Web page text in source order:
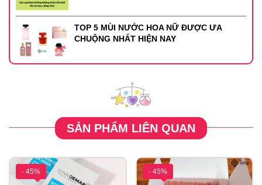
TOP 5 MÙI NƯỚC HOA NỮ ĐƯỢC ƯA
CHUỘNG NHẤT HIỆN NAY
SẢN PHẨM LIÊN QUAN
- 45% - 45%